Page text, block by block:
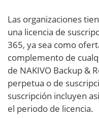
Las organizaciones
una licencia de
365, ya sea como
complemento de
de NAKIVO Backup &
perpetua o de
suscripción incluyen
el periodo de licencia.